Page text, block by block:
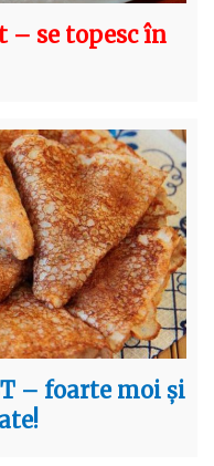
– se topesc în
– foarte moi și